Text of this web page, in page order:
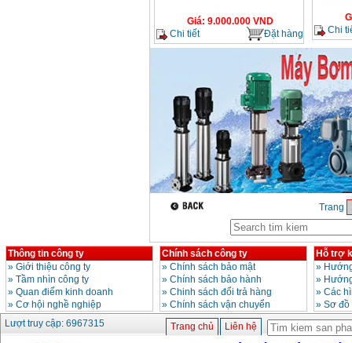
Giá: 9.000.000VND
Chi tiết
Đặt hàng
Chi
Trang
Thông tin công ty
» Giới thiệu công ty
» Tầm nhìn công ty
» Quan điểm kinh doanh
» Cơ hội nghề nghiệp
Chính sách công ty
» Chính sách bảo mật
» Chính sách bảo hành
» Chinh sách đổi trả hàng
» Chính sách vận chuyển
Hỗ trợ
»
»
» Các
» Sơ
Lượt truy cập: 6967315
Trang chủ Liên hệ